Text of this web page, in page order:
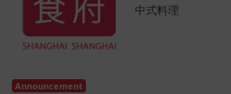
中式料理
Announcement